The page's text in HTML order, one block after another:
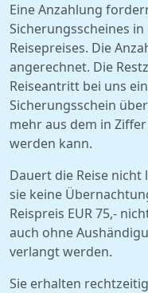
Eine Anzahlung
Sicherungsscheines in
Reisepreises. Die
angerechnet. Die
Reiseantritt bei uns
Sicherungsschein
mehr aus dem in
werden kann.
Dauert die Reise nicht
sie keine
Reispreis EUR 75,-
auch ohne
verlangt werden.
Sie erhalten